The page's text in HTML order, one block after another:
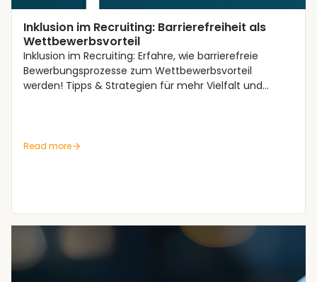
Inklusion im Recruiting: Barrierefreiheit als
Wettbewerbsvorteil
Inklusion im Recruiting: Erfahre, wie barrierefreie
Bewerbungsprozesse zum Wettbewerbsvorteil
werden! Tipps & Strategien für mehr Vielfalt und
Read more